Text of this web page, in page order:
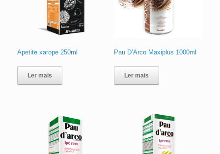
Apetite xarope 250ml
Ler mais
Pau D’Arco Maxiplus 1000ml
Ler mais